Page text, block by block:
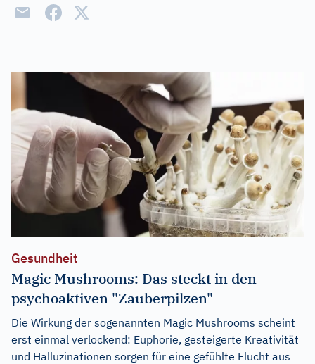
Gesundheit
Magic Mushrooms: Das steckt in den
psychoaktiven "Zauberpilzen"
Die Wirkung der sogenannten Magic Mushrooms scheint
erst einmal verlockend: Euphorie, gesteigerte Kreativität
und Halluzinationen sorgen für eine gefühlte Flucht aus